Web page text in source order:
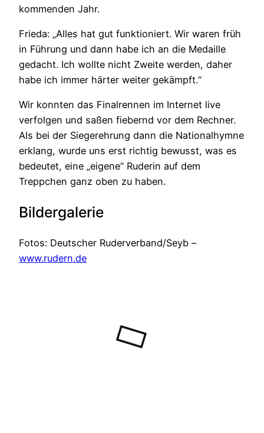
kommenden Jahr.
Frieda­­: „Alles hat gut funktioniert. Wir waren früh
in Führung und dann habe ich an die Medaille
gedacht. Ich wollte nicht Zweite werden, daher
habe ich immer härter weiter gekämpft.“
Wir konnten das Finalrennen im Internet live
verfolgen und saßen fiebernd vor dem Rechner.
Als bei der Siegerehrung dann die Nationalhymne
erklang, wurde uns erst richtig bewusst, was es
bedeutet, eine „eigene“ Ruderin auf dem
Treppchen ganz oben zu haben.
Bildergalerie
Fotos: Deutscher Ruderverband/Seyb –
www.rudern.de